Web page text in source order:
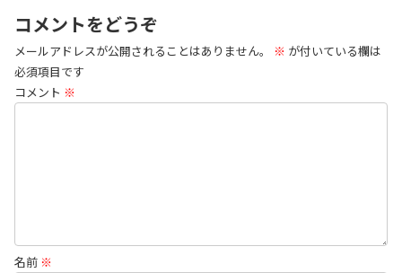
コメントをどうぞ
メールアドレスが公開されることはありません。 ※ が付いている欄は
必須項目です
コメント ※
名前 ※